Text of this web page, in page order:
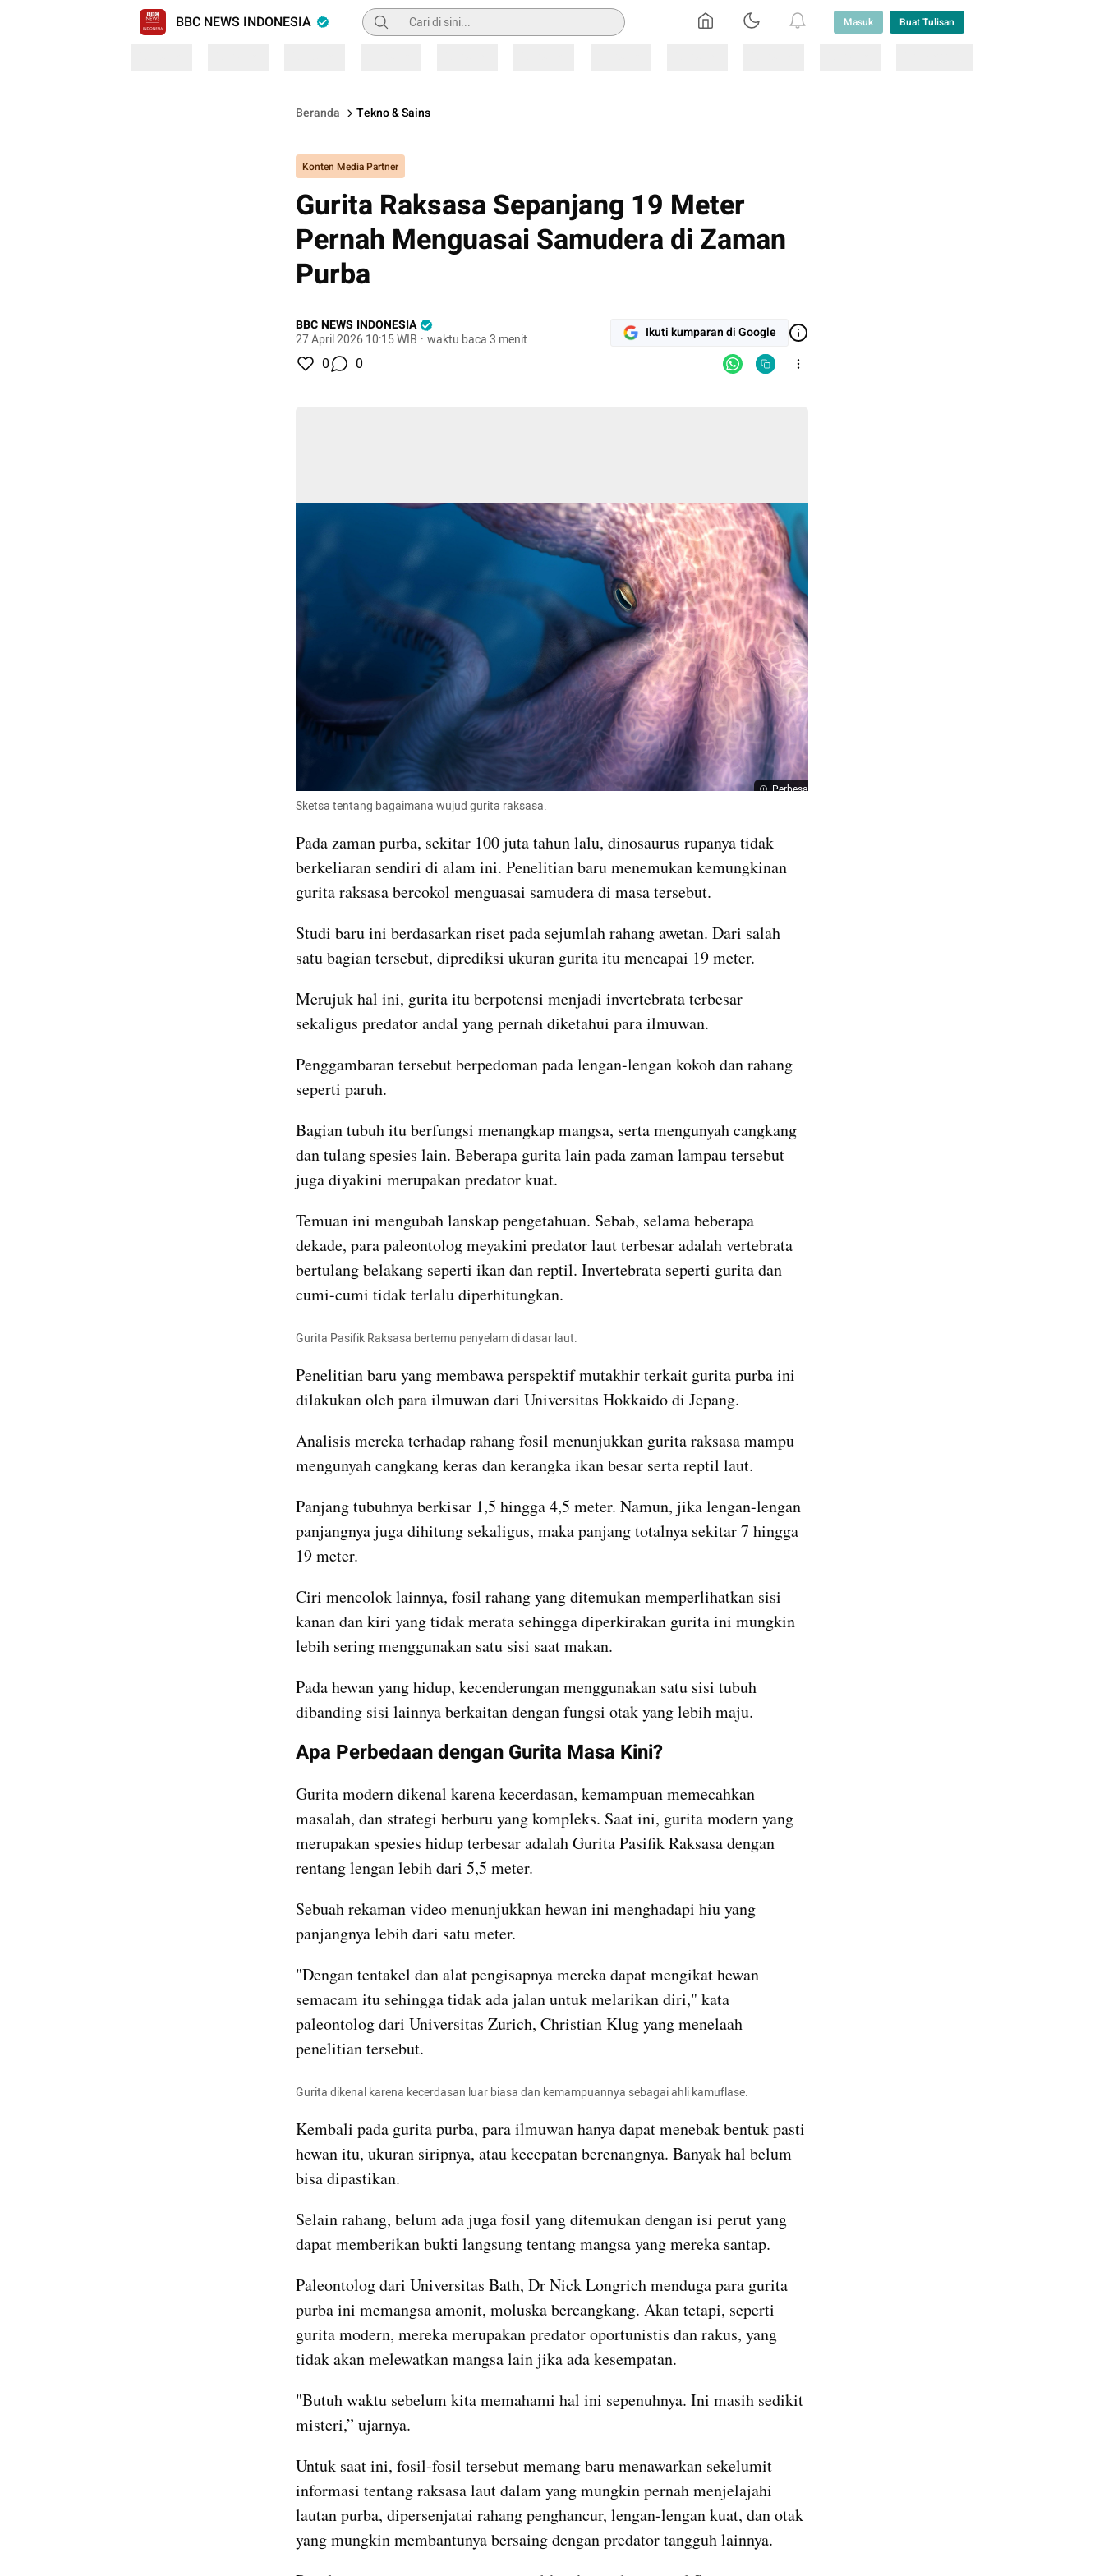
BBC NEWS INDONESIA Pencarian Masuk Buat Tulisan
Beranda Tekno & Sains
Konten Media Partner
Gurita Raksasa Sepanjang 19 Meter
Pernah Menguasai Samudera di Zaman
Purba
BBC NEWS INDONESIA
27 April 2026 10:15 WIB · waktu baca 3 menit Ikuti kumparan di Google
0 0
Perbesar
Sketsa tentang bagaimana wujud gurita raksasa.
Pada zaman purba, sekitar 100 juta tahun lalu, dinosaurus rupanya tidak
berkeliaran sendiri di alam ini. Penelitian baru menemukan kemungkinan
gurita raksasa bercokol menguasai samudera di masa tersebut.
Studi baru ini berdasarkan riset pada sejumlah rahang awetan. Dari salah
satu bagian tersebut, diprediksi ukuran gurita itu mencapai 19 meter.
Merujuk hal ini, gurita itu berpotensi menjadi invertebrata terbesar
sekaligus predator andal yang pernah diketahui para ilmuwan.
Penggambaran tersebut berpedoman pada lengan-lengan kokoh dan rahang
seperti paruh.
Bagian tubuh itu berfungsi menangkap mangsa, serta mengunyah cangkang
dan tulang spesies lain. Beberapa gurita lain pada zaman lampau tersebut
juga diyakini merupakan predator kuat.
Temuan ini mengubah lanskap pengetahuan. Sebab, selama beberapa
dekade, para paleontolog meyakini predator laut terbesar adalah vertebrata
bertulang belakang seperti ikan dan reptil. Invertebrata seperti gurita dan
cumi-cumi tidak terlalu diperhitungkan.
Gurita Pasifik Raksasa bertemu penyelam di dasar laut.
Penelitian baru yang membawa perspektif mutakhir terkait gurita purba ini
dilakukan oleh para ilmuwan dari Universitas Hokkaido di Jepang.
Analisis mereka terhadap rahang fosil menunjukkan gurita raksasa mampu
mengunyah cangkang keras dan kerangka ikan besar serta reptil laut.
Panjang tubuhnya berkisar 1,5 hingga 4,5 meter. Namun, jika lengan-lengan
panjangnya juga dihitung sekaligus, maka panjang totalnya sekitar 7 hingga
19 meter.
Ciri mencolok lainnya, fosil rahang yang ditemukan memperlihatkan sisi
kanan dan kiri yang tidak merata sehingga diperkirakan gurita ini mungkin
lebih sering menggunakan satu sisi saat makan.
Pada hewan yang hidup, kecenderungan menggunakan satu sisi tubuh
dibanding sisi lainnya berkaitan dengan fungsi otak yang lebih maju.
Apa Perbedaan dengan Gurita Masa Kini?
Gurita modern dikenal karena kecerdasan, kemampuan memecahkan
masalah, dan strategi berburu yang kompleks. Saat ini, gurita modern yang
merupakan spesies hidup terbesar adalah Gurita Pasifik Raksasa dengan
rentang lengan lebih dari 5,5 meter.
Sebuah rekaman video menunjukkan hewan ini menghadapi hiu yang
panjangnya lebih dari satu meter.
"Dengan tentakel dan alat pengisapnya mereka dapat mengikat hewan
semacam itu sehingga tidak ada jalan untuk melarikan diri," kata
paleontolog dari Universitas Zurich, Christian Klug yang menelaah
penelitian tersebut.
Gurita dikenal karena kecerdasan luar biasa dan kemampuannya sebagai ahli kamuflase.
Kembali pada gurita purba, para ilmuwan hanya dapat menebak bentuk pasti
hewan itu, ukuran siripnya, atau kecepatan berenangnya. Banyak hal belum
bisa dipastikan.
Selain rahang, belum ada juga fosil yang ditemukan dengan isi perut yang
dapat memberikan bukti langsung tentang mangsa yang mereka santap.
Paleontolog dari Universitas Bath, Dr Nick Longrich menduga para gurita
purba ini memangsa amonit, moluska bercangkang. Akan tetapi, seperti
gurita modern, mereka merupakan predator oportunistis dan rakus, yang
tidak akan melewatkan mangsa lain jika ada kesempatan.
"Butuh waktu sebelum kita memahami hal ini sepenuhnya. Ini masih sedikit
misteri,” ujarnya.
Untuk saat ini, fosil-fosil tersebut memang baru menawarkan sekelumit
informasi tentang raksasa laut dalam yang mungkin pernah menjelajahi
lautan purba, dipersenjatai rahang penghancur, lengan-lengan kuat, dan otak
yang mungkin membantunya bersaing dengan predator tangguh lainnya.